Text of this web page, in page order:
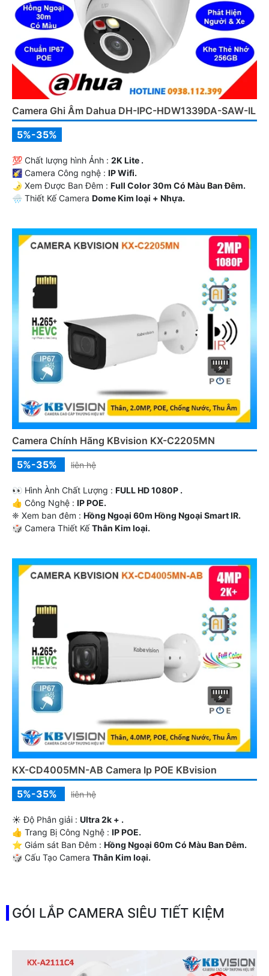
Camera Ghi Âm Dahua DH-IPC-HDW1339DA-SAW-IL
5%-35%
💯 Chất lượng hình Ảnh : 2K Lite .
🌠 Camera Công nghệ : IP Wifi.
🌛 Xem Được Ban Đêm : Full Color 30m Có Màu Ban Ðêm.
🌧️ Thiết Kế Camera Dome Kim loại + Nhựa.
Camera Chính Hãng KBvision KX-C2205MN
5%-35%
liên hệ
️👀 Hình Ành Chất Lượng : FULL HD 1080P .
👍 Công Nghệ : IP POE.
❈ Xem ban đêm : Hồng Ngoại 60m Hồng Ngoại Smart IR.
🎲 Camera Thiết KếThân Kim loại.
KX-CD4005MN-AB Camera Ip POE KBvision
5%-35%
liên hệ
☀️ Độ Phân giải : Ultra 2k + .
👍 Trang Bị Công Nghệ : IP POE.
⭐ Giám sát Ban Đêm : Hồng Ngoại 60m Có Màu Ban Ðêm.
🎲 Cấu Tạo Camera Thân Kim loại.
GÓI LẮP CAMERA SIÊU TIẾT KIỆM